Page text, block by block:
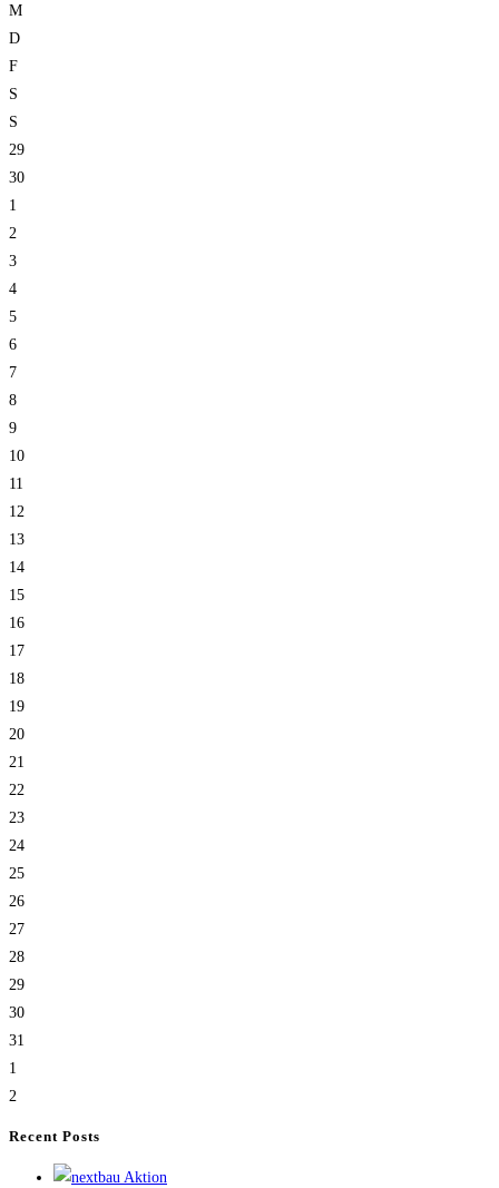
M
D
F
S
S
29
30
1
2
3
4
5
6
7
8
9
10
11
12
13
14
15
16
17
18
19
20
21
22
23
24
25
26
27
28
29
30
31
1
2
Recent Posts